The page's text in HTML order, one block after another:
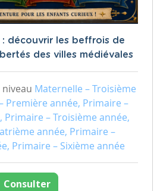
découvrir les beffrois de
des villes médiévales
niveau Maternelle – Troisième
Première année, Primaire –
Primaire – Troisième année,
année, Primaire –
Primaire – Sixième année
Consulter